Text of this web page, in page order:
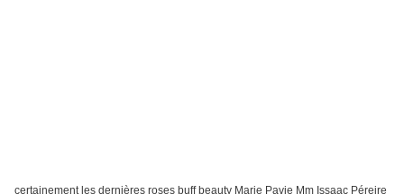
certainement les dernières roses buff beauty Marie Pavie Mm Issaac Péreire